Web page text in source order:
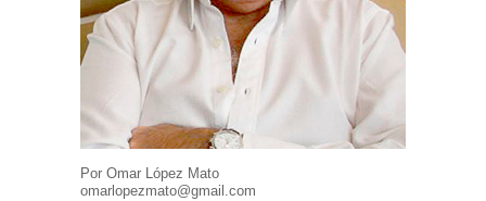
Por Omar López Mato
omarlopezmato@gmail.com